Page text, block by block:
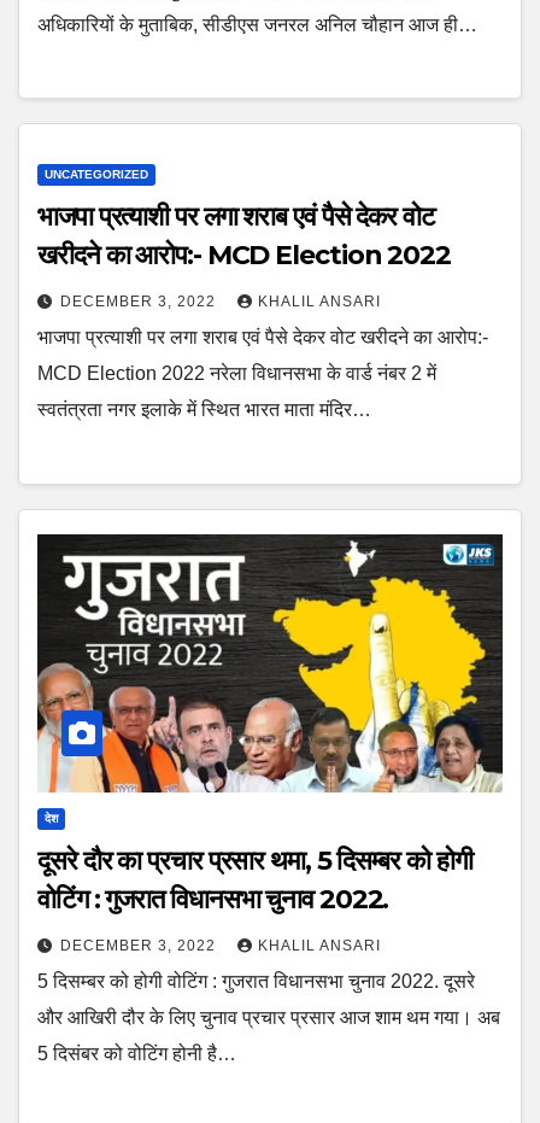
अधिकारियों के मुताबिक, सीडीएस जनरल अनिल चौहान आज ही…
UNCATEGORIZED
भाजपा प्रत्याशी पर लगा शराब एवं पैसे देकर वोट
खरीदने का आरोप:- MCD Election 2022
DECEMBER 3, 2022 KHALIL ANSARI
भाजपा प्रत्याशी पर लगा शराब एवं पैसे देकर वोट खरीदने का आरोप:-
MCD Election 2022 नरेला विधानसभा के वार्ड नंबर 2 में
स्वतंत्रता नगर इलाके में स्थित भारत माता मंदिर…
देश
दूसरे दौर का प्रचार प्रसार थमा, 5 दिसम्बर को होगी
वोटिंग : गुजरात विधानसभा चुनाव 2022.
DECEMBER 3, 2022 KHALIL ANSARI
5 दिसम्बर को होगी वोटिंग : गुजरात विधानसभा चुनाव 2022. दूसरे
और आखिरी दौर के लिए चुनाव प्रचार प्रसार आज शाम थम गया। अब
5 दिसंबर को वोटिंग होनी है…